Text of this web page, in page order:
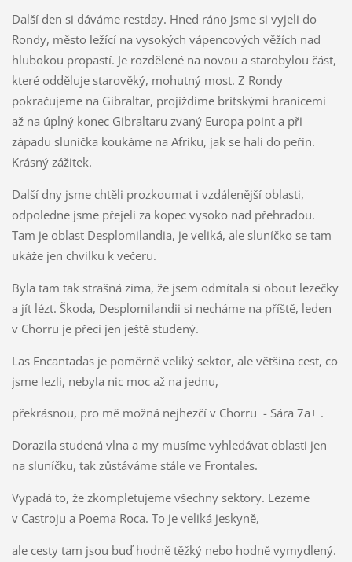
Další den si dáváme restday. Hned ráno jsme si vyjeli do
Rondy, město ležící na vysokých vápencových věžích nad
hlubokou propastí. Je rozdělené na novou a starobylou část,
které odděluje starověký, mohutný most. Z Rondy
pokračujeme na Gibraltar, projíždíme britskými hranicemi
až na úplný konec Gibraltaru zvaný Europa point a při
západu sluníčka koukáme na Afriku, jak se halí do peřin.
Krásný zážitek.
Další dny jsme chtěli prozkoumat i vzdálenější oblasti,
odpoledne jsme přejeli za kopec vysoko nad přehradou.
Tam je oblast Desplomilandia, je veliká, ale sluníčko se tam
ukáže jen chvilku k večeru.
Byla tam tak strašná zima, že jsem odmítala si obout lezečky
a jít lézt. Škoda, Desplomilandii si necháme na příště, leden
v Chorru je přeci jen ještě studený.
Las Encantadas je poměrně veliký sektor, ale většina cest, co
jsme lezli, nebyla nic moc až na jednu,
překrásnou, pro mě možná nejhezčí v Chorru - Sára 7a+ .
Dorazila studená vlna a my musíme vyhledávat oblasti jen
na sluníčku, tak zůstáváme stále ve Frontales.
Vypadá to, že zkompletujeme všechny sektory. Lezeme
v Castroju a Poema Roca. To je veliká jeskyně,
ale cesty tam jsou buď hodně těžký nebo hodně vymydlený.